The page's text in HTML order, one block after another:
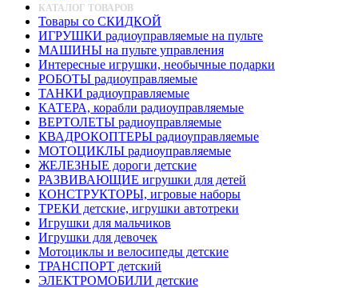
КАТАЛОГ ТОВАРОВ
Товары со СКИДКОЙ
ИГРУШКИ радиоуправляемые на пульте
МАШИНЫ на пульте управления
Интересные игрушки, необычные подарки
РОБОТЫ радиоуправляемые
ТАНКИ радиоуправляемые
КАТЕРА, корабли радиоуправляемые
ВЕРТОЛЕТЫ радиоуправляемые
КВАДРОКОПТЕРЫ радиоуправляемые
МОТОЦИКЛЫ радиоуправляемые
ЖЕЛЕЗНЫЕ дороги детские
РАЗВИВАЮЩИЕ игрушки для детей
КОНСТРУКТОРЫ, игровые наборы
ТРЕКИ детские, игрушки автотреки
Игрушки для мальчиков
Игрушки для девочек
Мотоциклы и велосипеды детские
ТРАНСПОРТ детский
ЭЛЕКТРОМОБИЛИ детские